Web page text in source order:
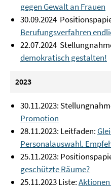
gegen Gewalt an Frauen
30.09.2024
Berufungsverfahren
22.07.2024
demokratisch gestalten!
2023
30.11.2023:
Promotion
28.11.2023: Leitfaden:
Personalauswahl.
25.11.2023:
geschützte Räume?
25.11.2023 Liste: